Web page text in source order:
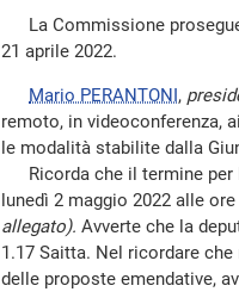
La Commissione
21 aprile 2022.
Mario PERANTONI,
remoto, in videoconferenza,
le modalità stabilite dalla
Ricorda che il termine per
lunedì 2 maggio 2022 alle
allegato). Avverte che la
1.17 Saitta. Nel ricordare
delle proposte emendative,